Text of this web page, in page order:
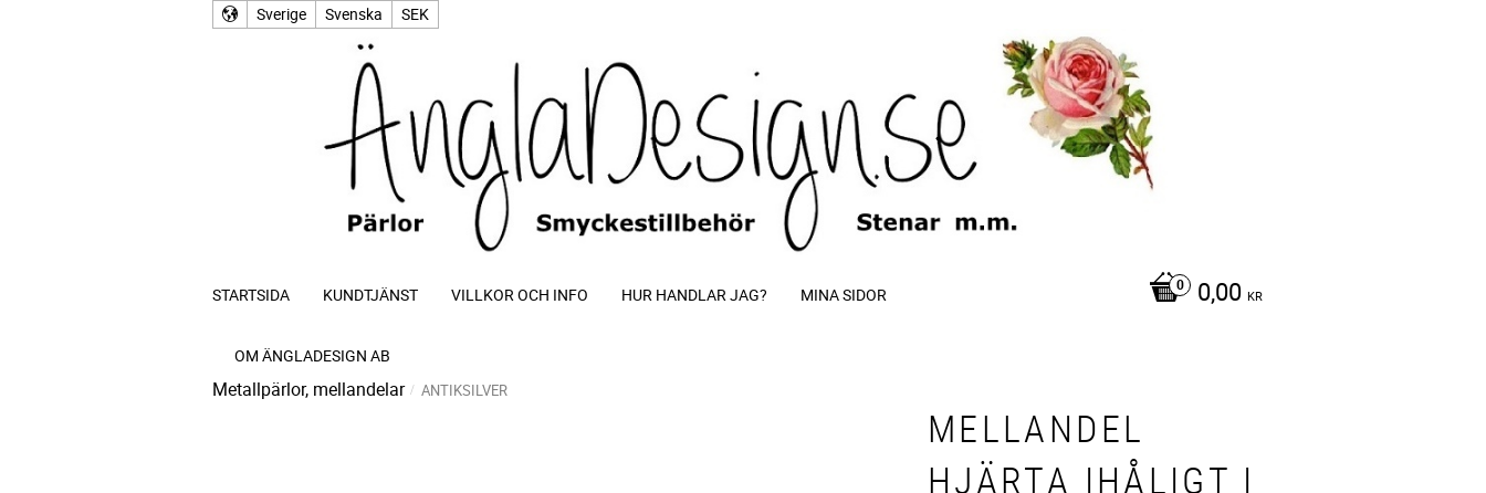
Sverige Svenska SEK
0,00 KR
STARTSIDA KUNDTJÄNST VILLKOR OCH INFO HUR HANDLAR JAG? MINA SIDOR
OM ÄNGLADESIGN AB
Metallpärlor, mellandelar ANTIKSILVER
MELLANDEL
HJÄRTA IHÅLIGT I